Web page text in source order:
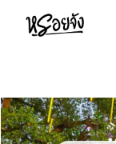
Skip